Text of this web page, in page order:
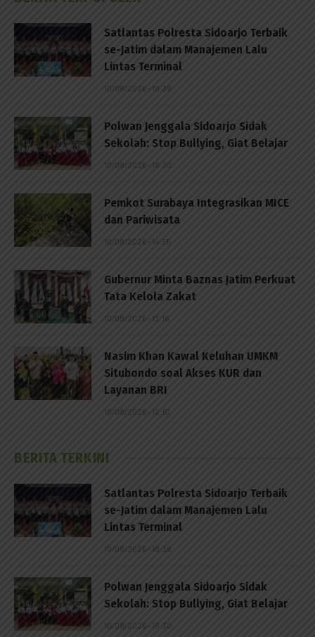
Satlantas Polresta Sidoarjo Terbaik
se-Jatim dalam Manajemen Lalu
Lintas Terminal
10/08/2026 - 18:38
Polwan Jenggala Sidoarjo Sidak
Sekolah: Stop Bullying, Giat Belajar
10/08/2026 - 18:30
Pemkot Surabaya Integrasikan MICE
dan Pariwisata
10/08/2026 - 14:35
Gubernur Minta Baznas Jatim Perkuat
Tata Kelola Zakat
10/08/2026 - 13:16
Nasim Khan Kawal Keluhan UMKM
Situbondo soal Akses KUR dan
Layanan BRI
10/08/2026 - 12:57
BERITA TERKINI
Satlantas Polresta Sidoarjo Terbaik
se-Jatim dalam Manajemen Lalu
Lintas Terminal
10/08/2026 - 18:38
Polwan Jenggala Sidoarjo Sidak
Sekolah: Stop Bullying, Giat Belajar
10/08/2026 - 18:30